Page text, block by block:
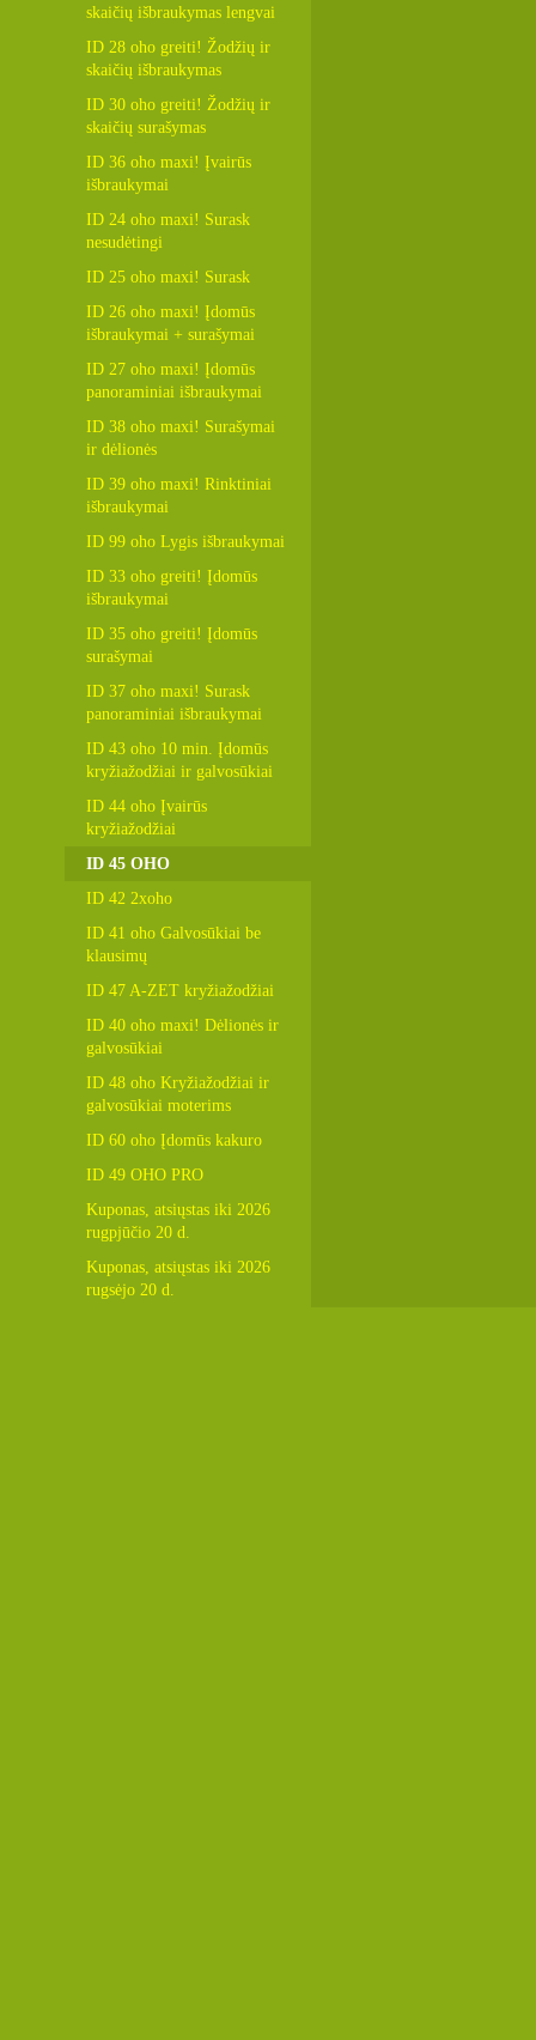
skaičių išbraukymas lengvai
ID 28 oho greiti! Žodžių ir
skaičių išbraukymas
ID 30 oho greiti! Žodžių ir
skaičių surašymas
ID 36 oho maxi! Įvairūs
išbraukymai
ID 24 oho maxi! Surask
nesudėtingi
ID 25 oho maxi! Surask
ID 26 oho maxi! Įdomūs
išbraukymai + surašymai
ID 27 oho maxi! Įdomūs
panoraminiai išbraukymai
ID 38 oho maxi! Surašymai
ir dėlionės
ID 39 oho maxi! Rinktiniai
išbraukymai
ID 99 oho Lygis išbraukymai
ID 33 oho greiti! Įdomūs
išbraukymai
ID 35 oho greiti! Įdomūs
surašymai
ID 37 oho maxi! Surask
panoraminiai išbraukymai
ID 43 oho 10 min. Įdomūs
kryžiažodžiai ir galvosūkiai
ID 44 oho Įvairūs
kryžiažodžiai
ID 45 OHO
ID 42 2xoho
ID 41 oho Galvosūkiai be
klausimų
ID 47 A-ZET kryžiažodžiai
ID 40 oho maxi! Dėlionės ir
galvosūkiai
ID 48 oho Kryžiažodžiai ir
galvosūkiai moterims
ID 60 oho Įdomūs kakuro
ID 49 OHO PRO
Kuponas, atsiųstas iki 2026
rugpjūčio 20 d.
Kuponas, atsiųstas iki 2026
rugsėjo 20 d.